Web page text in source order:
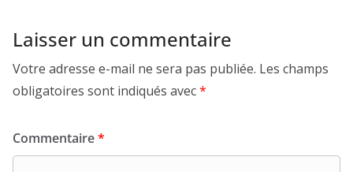
Laisser un commentaire
Votre adresse e-mail ne sera pas publiée. Les champs
obligatoires sont indiqués avec*
Commentaire*